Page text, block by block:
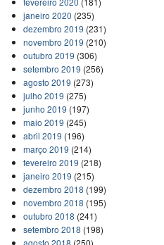
janeiro 2020 (235)
dezembro 2019 (231)
novembro 2019 (210)
outubro 2019 (306)
setembro 2019 (256)
agosto 2019 (273)
julho 2019 (275)
junho 2019 (197)
maio 2019 (245)
abril 2019 (196)
março 2019 (214)
fevereiro 2019 (218)
janeiro 2019 (215)
dezembro 2018 (199)
novembro 2018 (195)
outubro 2018 (241)
setembro 2018 (198)